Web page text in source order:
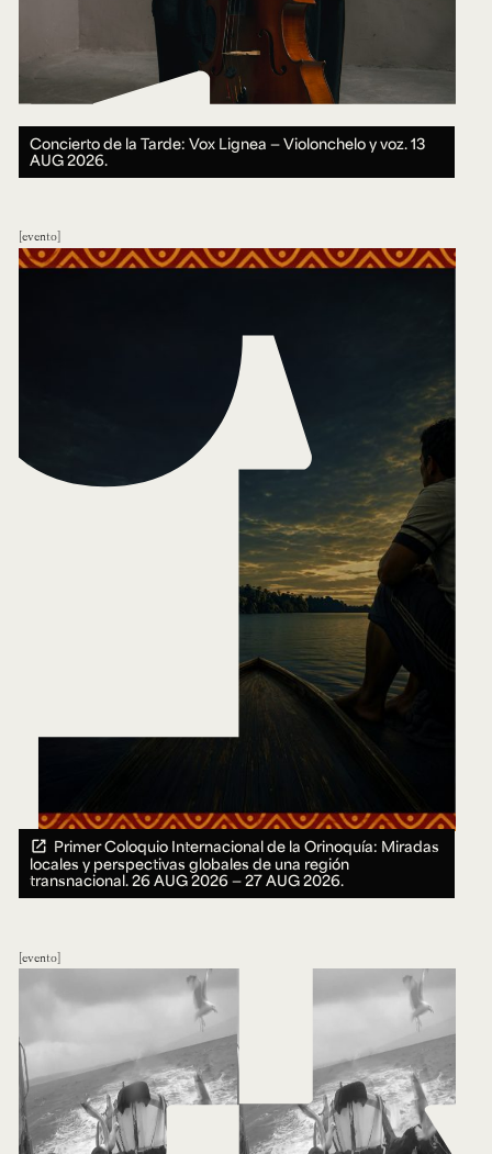
Concierto de la Tarde: Vox Lignea — Violonchelo y voz.13
AUG 2026.
evento
Primer Coloquio Internacional de la Orinoquía: Miradas
locales y perspectivas globales de una región
transnacional.26 AUG 2026 ― 27 AUG 2026.
evento